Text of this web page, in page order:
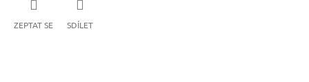
ZEPTAT SE SDÍLET